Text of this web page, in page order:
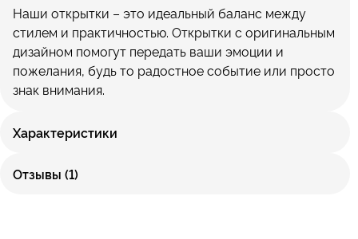
Наши открытки – это идеальный баланс между
стилем и практичностью. Открытки с оригинальным
дизайном помогут передать ваши эмоции и
пожелания, будь то радостное событие или просто
знак внимания.
Характеристики
Отзывы (1)